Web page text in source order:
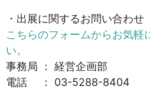
・出展に関するお問い合わせ
こちらのフォームからお気軽
い。
事務局 ： 経営企画部
電話 ： 03-5288-8404